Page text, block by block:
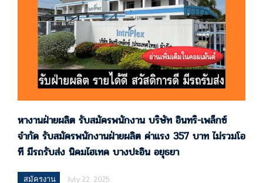
หางานฝ่ายผลิต รับสมัครพนักงาน บริษัท อินทริ-เพล็กซ์
จำกัด รับสมัครพนักงานฝ่ายผลิต ค่าแรง 357 บาท ไม่รวมโอ
ที มีรถรับส่ง นิคมไฮเทค บางปะอิน อยุธยา
สมัครงาน July 22, 2025